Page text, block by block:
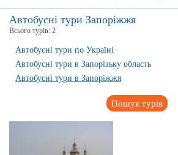
Автобусні тури Запоріжжя
Всього турів: 2
Автобусні тури по Україні
Автобусні тури в Запорізьку область
Автобусні тури в Запоріжжя
Пошук турів